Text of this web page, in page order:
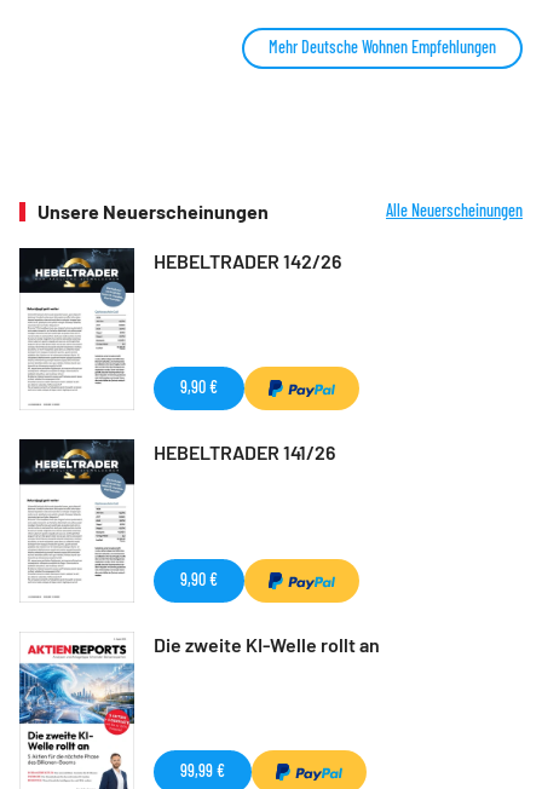
Mehr Deutsche Wohnen Empfehlungen
Unsere Neuerscheinungen Alle Neuerscheinungen
HEBELTRADER 142/26
9,90 €
HEBELTRADER 141/26
9,90 €
Die zweite KI-Welle rollt an
99,99 €